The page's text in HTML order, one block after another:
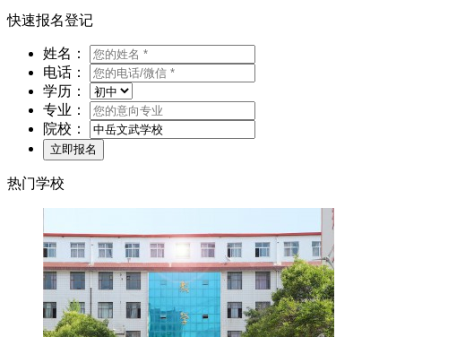
快速报名登记
姓名：
电话：
学历：
专业：
院校：
热门学校